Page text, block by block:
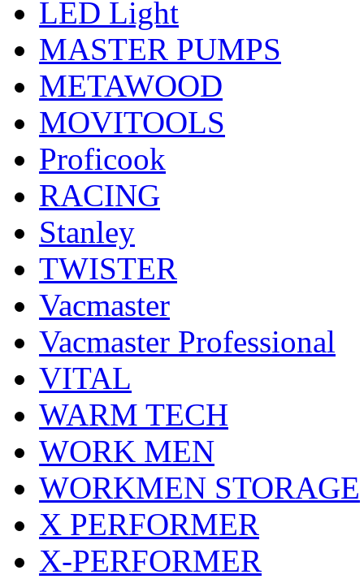
LED Light
MASTER PUMPS
METAWOOD
MOVITOOLS
Proficook
RACING
Stanley
TWISTER
Vacmaster
Vacmaster Professional
VITAL
WARM TECH
WORK MEN
WORKMEN STORAGE
X PERFORMER
X-PERFORMER